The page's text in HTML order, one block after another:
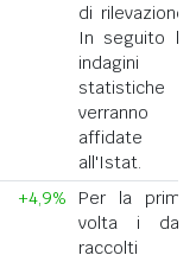
di rilevazione.
In seguito le
indagini
statistiche
verranno
affidate
all'Istat.
+4,9%
Per la prima
volta i dati
raccolti